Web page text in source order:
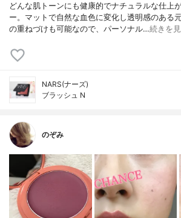
どんな肌トーンにも健康的でナチュラルな仕上
ー。マットで自然な血色に変化し透明感のある
の重ねづけも可能なので、パーソナル…続きを
NARS(ナーズ)
ブラッシュ N
のぞみ